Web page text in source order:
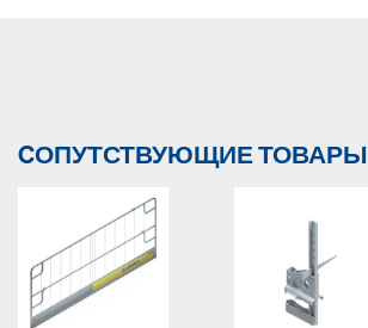
CОПУТСТВУЮЩИЕ ТОВАРЫ